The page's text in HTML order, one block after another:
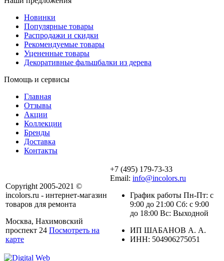
Новинки
Популярные товары
Распродажи и скидки
Рекомендуемые товары
Уцененные товары
Декоративные фальшбалки из дерева
Помощь и сервисы
Главная
Отзывы
Акции
Коллекции
Бренды
Доставка
Контакты
Copyright 2005-2021 ©
incolors.ru - интернет-магазин
товаров для ремонта
Москва, Нахимовский
проспект 24 Посмотреть на
карте
+7 (495) 179-73-33
Email: info@incolors.ru
График работы Пн-Пт: с
9:00 до 21:00 Сб: с 9:00
до 18:00 Вс: Выходной
ИП ШАБАНОВ А. А.
ИНН: 504906275051